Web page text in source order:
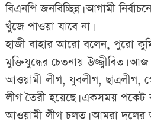
বিএনপি জনবিচ্ছিন্ন। আগামী
খুঁজে পাওয়া যাবে না।
হাজী বাহার আরো বলেন, পুরো
মুক্তিযুদ্ধের চেতনায় উজ্জ্বীবিত।
আওয়ামী লীগ, যুবলীগ, ছাত্রলীগ,
লীগ তৈরী হয়েছে। একসময় পকেট
আওয়ামী লীগ চলত। আমরা দলের